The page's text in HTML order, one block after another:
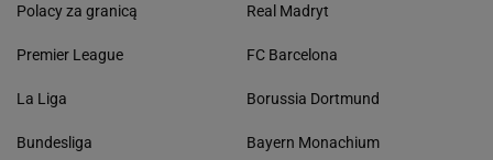
Polacy za granicą
Premier League
La Liga
Bundesliga
Real Madryt
FC Barcelona
Borussia Dortmund
Bayern Monachium